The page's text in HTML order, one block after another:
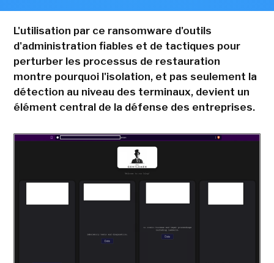
L'utilisation par ce ransomware d'outils
d'administration fiables et de tactiques pour
perturber les processus de restauration
montre pourquoi l'isolation, et pas seulement la
détection au niveau des terminaux, devient un
élément central de la défense des entreprises.